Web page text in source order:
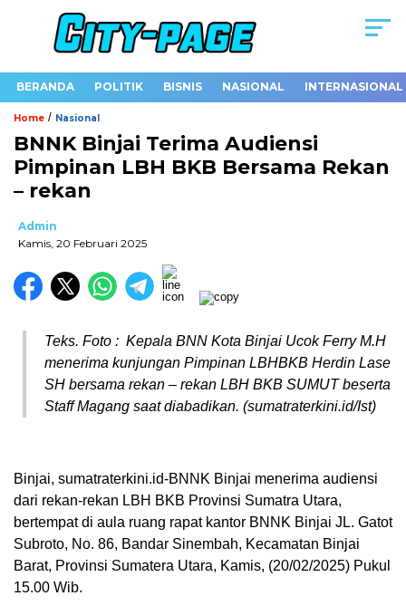
BERANDA POLITIK BISNIS NASIONAL INTERNASIONAL
Home / Nasional
BNNK Binjai Terima Audiensi
Pimpinan LBH BKB Bersama Rekan
– rekan
Admin
Kamis, 20 Februari 2025
Teks. Foto : Kepala BNN Kota Binjai Ucok Ferry M.H
menerima kunjungan Pimpinan LBHBKB Herdin Lase
SH bersama rekan – rekan LBH BKB SUMUT beserta
Staff Magang saat diabadikan. (sumatraterkini.id/Ist)
Binjai, sumatraterkini.id-BNNK Binjai menerima audiensi
dari rekan-rekan LBH BKB Provinsi Sumatra Utara,
bertempat di aula ruang rapat kantor BNNK Binjai JL. Gatot
Subroto, No. 86, Bandar Sinembah, Kecamatan Binjai
Barat, Provinsi Sumatera Utara, Kamis, (20/02/2025) Pukul
15.00 Wib.